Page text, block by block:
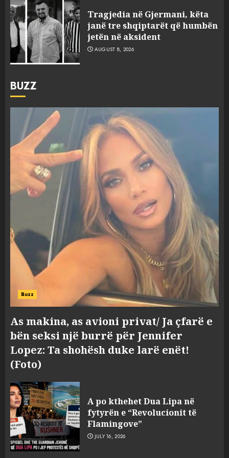
Tragjedia në Gjermani, këta
janë tre shqiptarët që humbën
jetën në aksident
AUGUST 8, 2026
BUZZ
Buzz
As makina, as avioni privat/ Ja çfarë e
bën seksi një burrë për Jennifer
Lopez: Ta shohësh duke larë enët!
(Foto)
A po kthehet Dua Lipa në
fytyrën e “Revolucionit të
Flamingove”
JULY 16, 2026
3
janë tre shqiptarët që humbën
jetën në aksident
AUGUST 8, 2026